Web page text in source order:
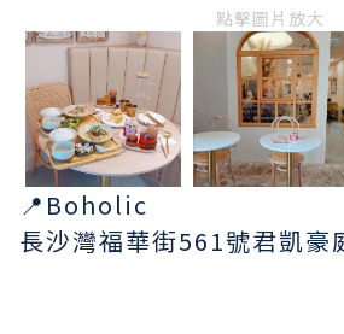
點擊圖片放大
📍Boholic
長沙灣福華街561號君凱豪